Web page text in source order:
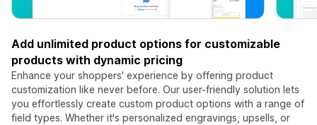
Add unlimited product options for customizable
products with dynamic pricing
Enhance your shoppers' experience by offering product
customization like never before. Our user-friendly solution lets
you effortlessly create custom product options with a range of
field types. Whether it's personalized engravings, upsells, or